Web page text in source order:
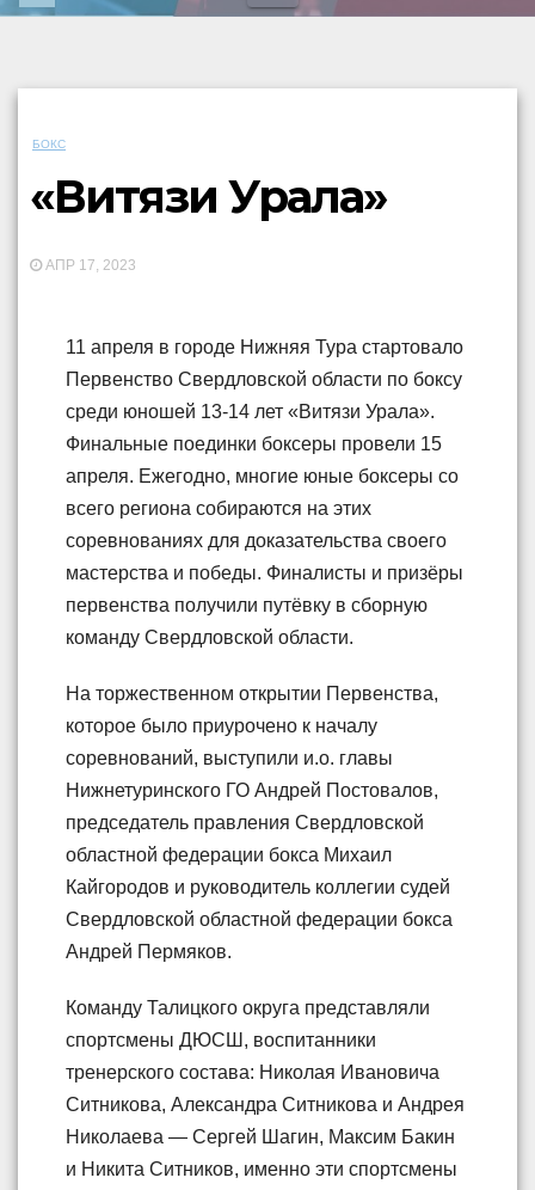
БОКС
«Витязи Урала»
АПР 17, 2023
11 апреля в городе Нижняя Тура стартовало
Первенство Свердловской области по боксу
среди юношей 13-14 лет «Витязи Урала».
Финальные поединки боксеры провели 15
апреля. Ежегодно, многие юные боксеры со
всего региона собираются на этих
соревнованиях для доказательства своего
мастерства и победы. Финалисты и призёры
первенства получили путёвку в сборную
команду Свердловской области.
На торжественном открытии Первенства,
которое было приурочено к началу
соревнований, выступили и.о. главы
Нижнетуринского ГО Андрей Постовалов,
председатель правления Свердловской
областной федерации бокса Михаил
Кайгородов и руководитель коллегии судей
Свердловской областной федерации бокса
Андрей Пермяков.
Команду Талицкого округа представляли
спортсмены ДЮСШ, воспитанники
тренерского состава: Николая Ивановича
Ситникова, Александра Ситникова и Андрея
Николаева — Сергей Шагин, Максим Бакин
и Никита Ситников, именно эти спортсмены